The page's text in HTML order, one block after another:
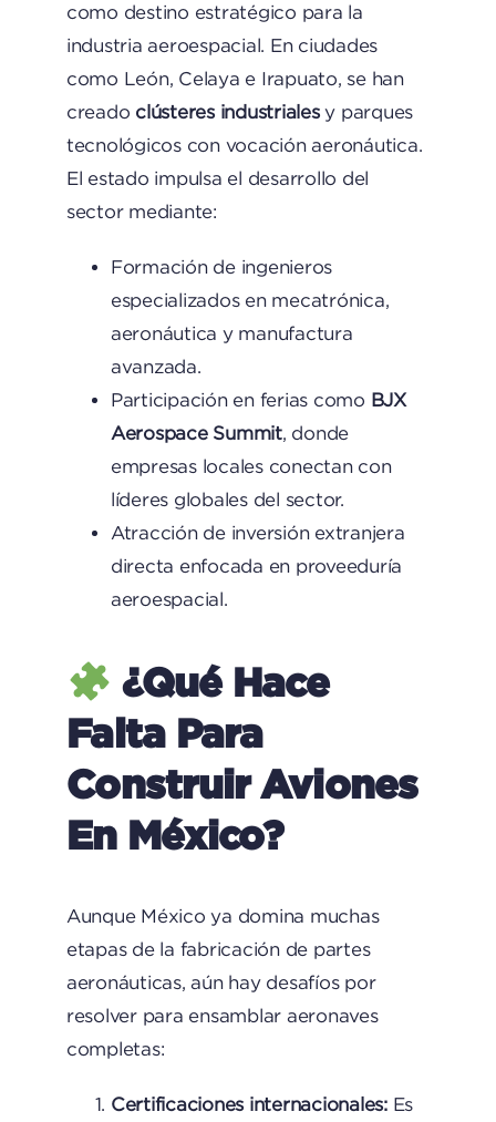
como destino estratégico para la
industria aeroespacial. En ciudades
como León, Celaya e Irapuato, se han
creado clústeres industrialesy parques
tecnológicos con vocación aeronáutica.
El estado impulsa el desarrollo del
sector mediante:
Formación de ingenieros
especializados en mecatrónica,
aeronáutica y manufactura
avanzada.
Participación en ferias como BJX
Aerospace Summit, donde
empresas locales conectan con
líderes globales del sector.
Atracción de inversión extranjera
directa enfocada en proveeduría
aeroespacial.
¿Qué Hace
Falta Para
Construir Aviones
En México?
Aunque México ya domina muchas
etapas de la fabricación de partes
aeronáuticas, aún hay desafíos por
resolver para ensamblar aeronaves
completas:
Certificaciones internacionales:Es